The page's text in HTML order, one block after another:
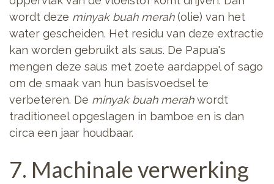
wordt deze minyak buah merah(olie) van het
water gescheiden. Het residu van deze extractie
kan worden gebruikt als saus. De Papua's
mengen deze saus met zoete aardappel of sago
om de smaak van hun basisvoedsel te
verbeteren. De minyak buah merahwordt
traditioneel opgeslagen in bamboe en is dan
circa een jaar houdbaar.
7. Machinale verwerking